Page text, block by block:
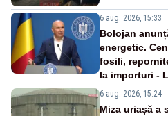
6 aug. 2026, 15:33
Bolojan
energetic.
fosili,
la importuri -
6 aug. 2026, 15:24
Miza uriașă a